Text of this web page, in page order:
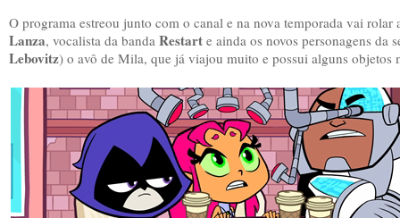
O programa estreou junto com o canal e na nova temporada vai
Lanza, vocalista da banda Restart e ainda os novos personagens da
Lebovitz) o avô de Mila, que já viajou muito e possui alguns objetos